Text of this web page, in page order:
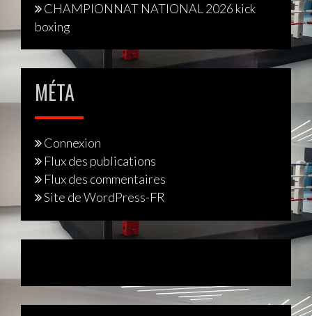
CHAMPIONNAT NATIONAL 2026 kick
boxing
MÉTA
Connexion
Flux des publications
Flux des commentaires
Site de WordPress-FR